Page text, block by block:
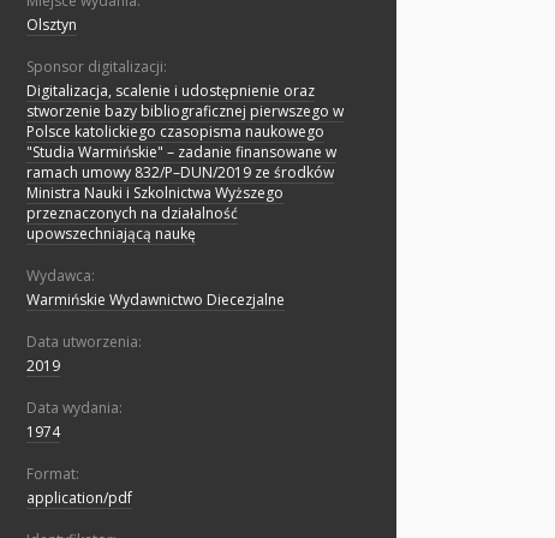
Olsztyn
Sponsor digitalizacji:
Digitalizacja, scalenie i udostępnienie oraz
stworzenie bazy bibliograficznej pierwszego w
Polsce katolickiego czasopisma naukowego
"Studia Warmińskie" – zadanie finansowane w
ramach umowy 832/P–DUN/2019 ze środków
Ministra Nauki i Szkolnictwa Wyższego
przeznaczonych na działalność
upowszechniającą naukę
Wydawca:
Warmińskie Wydawnictwo Diecezjalne
Data utworzenia:
2019
Data wydania:
1974
Format:
application/pdf